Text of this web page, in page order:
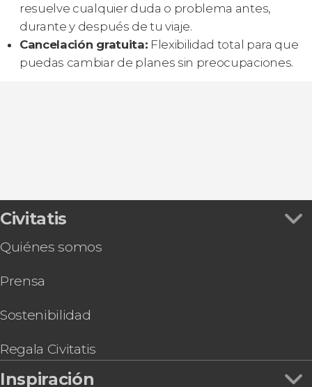
resuelve cualquier duda o problema antes,
durante y después de tu viaje.
Cancelación gratuita: Flexibilidad total para que
puedas cambiar de planes sin preocupaciones.
Civitatis
Quiénes somos
Prensa
Sostenibilidad
Regala Civitatis
Inspiración